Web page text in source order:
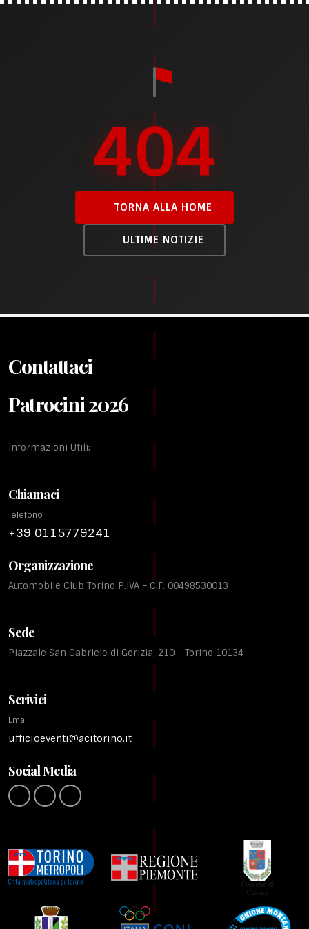
404
TORNA ALLA HOME
ULTIME NOTIZIE
Contattaci
Patrocini 2026
Informazioni Utili:
Chiamaci
Telefono
+39 0115779241
Organizzazione
Automobile Club Torino P.IVA – C.F. 00498530013
Sede
Piazzale San Gabriele di Gorizia, 210 – Torino 10134
Scrivici
Email
ufficioeventi@acitorino.it
Social Media